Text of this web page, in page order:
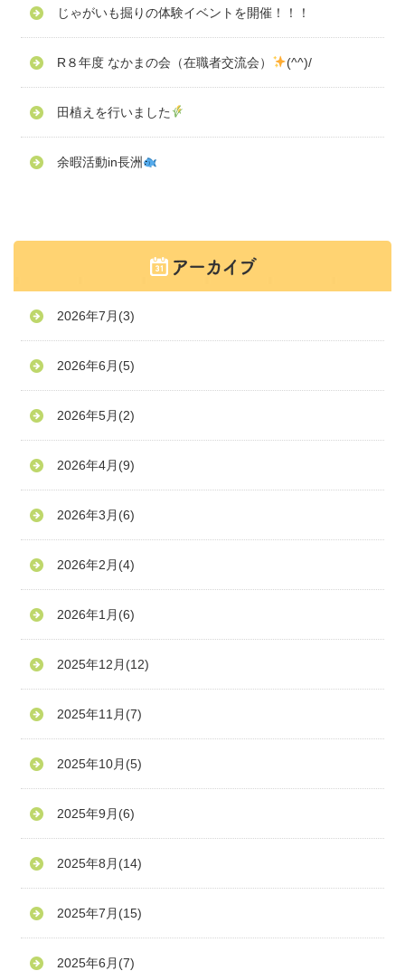
じゃがいも掘りの体験イベントを開催！！！
R８年度 なかまの会（在職者交流会） (^^)/
田植えを行いました
余暇活動in長洲
2026年7月 (3)
2026年6月 (5)
2026年5月 (2)
2026年4月 (9)
2026年3月 (6)
2026年2月 (4)
2026年1月 (6)
2025年12月 (12)
2025年11月 (7)
2025年10月 (5)
2025年9月 (6)
2025年8月 (14)
2025年7月 (15)
2025年6月 (7)